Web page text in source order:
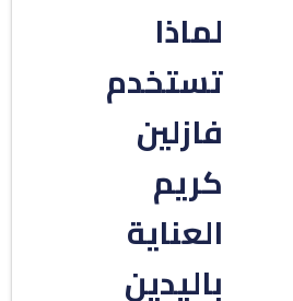
لماذا
تستخدم
فازلين
كريم
العناية
باليدين